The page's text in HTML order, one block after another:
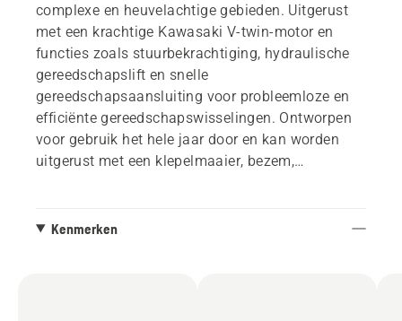
complexe en heuvelachtige gebieden. Uitgerust
met een krachtige Kawasaki V-twin-motor en
functies zoals stuurbekrachtiging, hydraulische
gereedschapslift en snelle
gereedschapsaansluiting voor probleemloze en
efficiënte gereedschapswisselingen. Ontworpen
voor gebruik het hele jaar door en kan worden
uitgerust met een klepelmaaier, bezem,
begraafplaatsen, voorzieningen en
Kenmerken